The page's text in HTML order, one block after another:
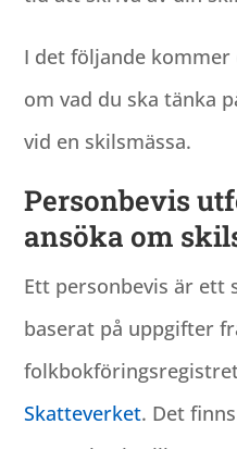
I det följande
om vad du ska tänka
vid en skilsmässa.
Personbevis
ansöka om
Ett personbevis är
baserat på uppgifter
Skatteverket. Det